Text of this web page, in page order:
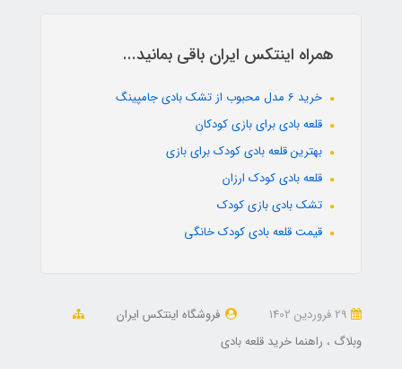
همراه اینتکس ایران باقی بمانید...
خرید 6 مدل محبوب از تشک بادی جامپینگ
قلعه بادی برای بازی کودکان
بهترین قلعه بادی کودک برای بازی
قلعه بادی کودک ارزان
تشک بادی بازی کودک
قیمت قلعه بادی کودک خانگی
فروشگاه اینتکس ایران
وبلاگ
راهنما خرید قلعه بادی